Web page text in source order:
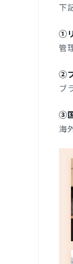
下
①
管
②
ブ
③
海